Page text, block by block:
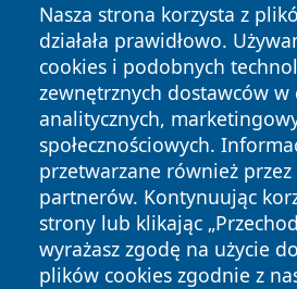
Nasza strona korzysta z
działała prawidłowo.
cookies i podobnych
zewnętrznych dostawców w
analitycznych,
społecznościowych.
przetwarzane również przez
partnerów. Kontynuując
strony lub klikając
wyrażasz zgodę na użycie
plików cookies zgodnie z
Copyright © 2026 wiadomoscilublin.pl
zastrzeżone.
News Autorzy
Polityka
Prywatności